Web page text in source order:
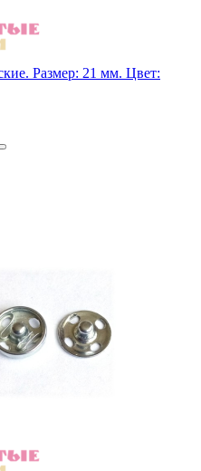
Размер: 21 мм. Цвет: